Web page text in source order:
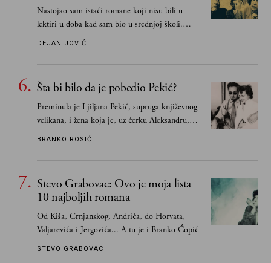
Nastojao sam istaći romane koji nisu bili u
lektiri u doba kad sam bio u srednjoj školi.
Smatrao sam da su "klasici" već dovoljno
DEJAN JOVIĆ
Šta bi bilo da je pobedio Pekić?
Preminula je Ljiljana Pekić, supruga književnog
velikana, i žena koja je, uz ćerku Aleksandru,
vodila računa o zaostavštini pisca. Ovu priču o
poznavale
BRANKO ROSIĆ
Stevo Grabovac: Ovo je moja lista
10 najboljih romana
Od Kiša, Crnjanskog, Andrića, do Horvata,
Valjarevića i Jergovića... A tu je i Branko Ćopić
STEVO GRABOVAC